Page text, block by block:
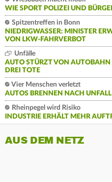
WIE SPORT POLIZEI UND
Spitzentreffen in Bonn
NIEDRIGWASSER: MINISTER
VON LKW-FAHRVERBOT
Unfälle
AUTO STÜRZT VON AUTOBAHN
DREI TOTE
Vier Menschen verletzt
AUTOS BRENNEN NACH
Rheinpegel wird Risiko
INDUSTRIE ERHÄLT MEHR
AUS DEM NETZ